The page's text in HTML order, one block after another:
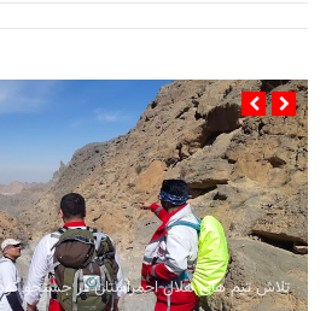
تلاش تیم های هلال احمراستان در جستجو